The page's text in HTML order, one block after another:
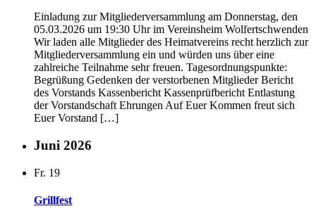
Einladung zur Mitgliederversammlung am Donnerstag, den
05.03.2026 um 19:30 Uhr im Vereinsheim Wolfertschwenden
Wir laden alle Mitglieder des Heimatvereins recht herzlich zur
Mitgliederversammlung ein und würden uns über eine
zahlreiche Teilnahme sehr freuen. Tagesordnungspunkte:
Begrüßung Gedenken der verstorbenen Mitglieder Bericht
des Vorstands Kassenbericht Kassenprüfbericht Entlastung
der Vorstandschaft Ehrungen Auf Euer Kommen freut sich
Euer Vorstand […]
Juni 2026
Fr. 19
Grillfest